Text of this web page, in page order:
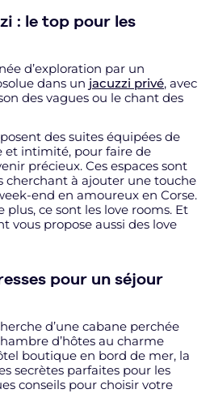
: le top pour les
d’exploration par un
dans un jacuzzi privé, avec
des vagues ou le chant des
des suites équipées de
et intimité, pour faire de
précieux. Ces espaces sont
cherchant à ajouter une touche
end en amoureux en Corse.
plus, ce sont les love rooms. Et
vous propose aussi des love
pour un séjour
d’une cabane perchée
d’hôtes au charme
boutique en bord de mer, la
secrètes parfaites pour les
conseils pour choisir votre